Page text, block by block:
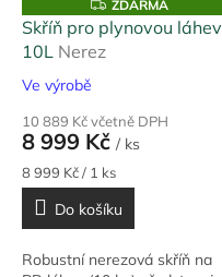
Z
D
A
R
ZDARMA
Skříň pro plynovou láhev
10L Nerez
Ve výrobě
10 889 Kč včetně DPH
8 999 Kč / ks
Měrná
cena:
8 999 Kč / 1 ks
Do košíku
Robustní nerezová skříň na